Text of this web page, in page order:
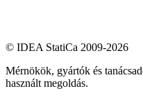
© IDEA StatiCa 2009-2026
Mérnökök, gyártók és
használt megoldás.